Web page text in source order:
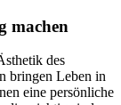
machen
des
bringen Leben in
eine persönliche